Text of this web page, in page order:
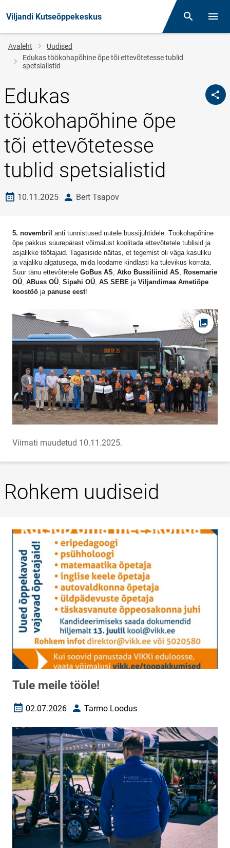
Viljandi Kutseõppekeskus Otsing
Jälglink
Avaleht
Uudised
Edukas töökohapõhine õpe tõi ettevõtetesse tublid
spetsialistid
Edukas
töökohapõhine õpe
tõi ettevõtetesse
tublid spetsialistid
Loomise kuupäev
10.11.2025 autorBert Tsapov
5. novembril anti tunnistused uutele bussijuhtidele. Töökohapõhine
õpe pakkus suurepärast võimalust koolitada ettevõtetele tublisid ja
asjalikke töötajaid. Tagasiside näitas, et tegemist oli väga kasuliku
ja vajaliku algatusega, mida loodame kindlasti ka tulevikus korrata.
Suur tänu ettevõtetele GoBus AS, Atko Bussiliinid AS, Rosemarie
OÜ, ABuss OÜ, Sipahi OÜ, AS SEBE ja Viljandimaa Ametiõpe
koostöö ja panuse eest!
Ava
Viimati muudetud 10.11.2025.
Rohkem uudiseid
Tule meile tööle!
Loomise kuupäev
02.07.2026 AutorTarmo Loodus